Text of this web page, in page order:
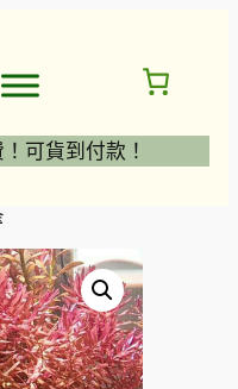
可貨到付款！